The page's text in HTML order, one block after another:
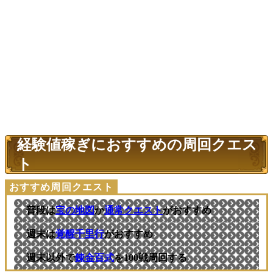
経験値稼ぎにおすすめの周回クエス
ト
普段は宝の地図か通常クエストがおすすめ
週末は覚醒千里行がおすすめ
週末以外で錬金百式を100戦周回する